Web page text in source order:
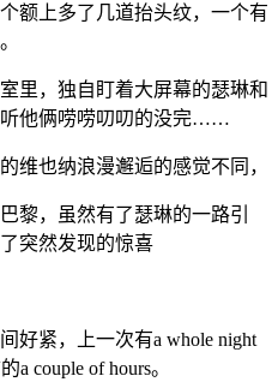
上多了几道抬头纹，一个有
，独自盯着大屏幕的瑟琳和
听他俩唠唠叨叨的没完……
也纳浪漫邂逅的感觉不同，
，虽然有了瑟琳的一路引
突然发现的惊喜
紧，上一次有a whole night
a couple of hours。